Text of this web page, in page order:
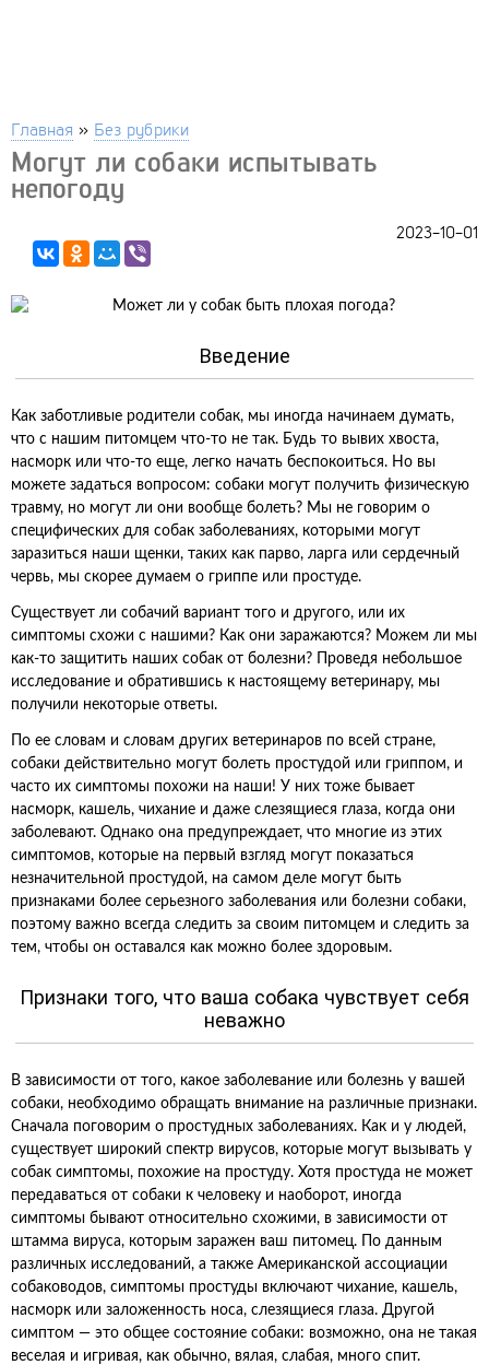
Главная » Без рубрики
Могут ли собаки испытывать
непогоду
2023-10-01
Введение
Как заботливые родители собак, мы иногда начинаем думать,
что с нашим питомцем что-то не так. Будь то вывих хвоста,
насморк или что-то еще, легко начать беспокоиться. Но вы
можете задаться вопросом: собаки могут получить физическую
травму, но могут ли они вообще болеть? Мы не говорим о
специфических для собак заболеваниях, которыми могут
заразиться наши щенки, таких как парво, ларга или сердечный
червь, мы скорее думаем о гриппе или простуде.
Существует ли собачий вариант того и другого, или их
симптомы схожи с нашими? Как они заражаются? Можем ли мы
как-то защитить наших собак от болезни? Проведя небольшое
исследование и обратившись к настоящему ветеринару, мы
получили некоторые ответы.
По ее словам и словам других ветеринаров по всей стране,
собаки действительно могут болеть простудой или гриппом, и
часто их симптомы похожи на наши! У них тоже бывает
насморк, кашель, чихание и даже слезящиеся глаза, когда они
заболевают. Однако она предупреждает, что многие из этих
симптомов, которые на первый взгляд могут показаться
незначительной простудой, на самом деле могут быть
признаками более серьезного заболевания или болезни собаки,
поэтому важно всегда следить за своим питомцем и следить за
тем, чтобы он оставался как можно более здоровым.
Признаки того, что ваша собака чувствует себя
неважно
В зависимости от того, какое заболевание или болезнь у вашей
собаки, необходимо обращать внимание на различные признаки.
Сначала поговорим о простудных заболеваниях. Как и у людей,
существует широкий спектр вирусов, которые могут вызывать у
собак симптомы, похожие на простуду. Хотя простуда не может
передаваться от собаки к человеку и наоборот, иногда
симптомы бывают относительно схожими, в зависимости от
штамма вируса, которым заражен ваш питомец. По данным
различных исследований, а также Американской ассоциации
собаководов, симптомы простуды включают чихание, кашель,
насморк или заложенность носа, слезящиеся глаза. Другой
симптом — это общее состояние собаки: возможно, она не такая
веселая и игривая, как обычно, вялая, слабая, много спит.